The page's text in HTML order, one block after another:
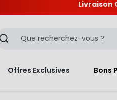
Livraison
Recherche
Offres Exclusives Bons